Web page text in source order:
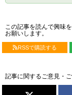
この記事を読んで興味
お願いします。
RSSで購読する
記事に関するご意見・